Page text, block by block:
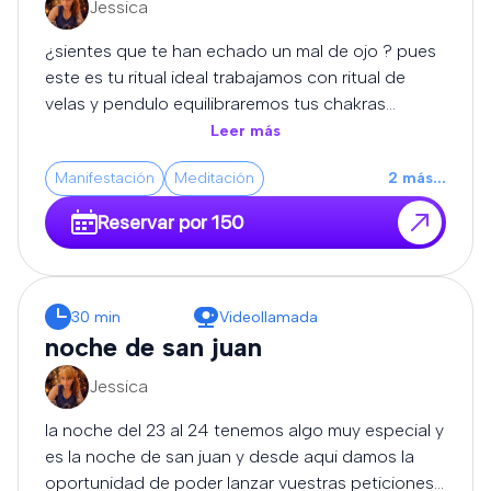
expertos se encargará de disolver los bloqueos,
cortar las malas vibraciones y devolverte la
claridad, el equilibrio y la protección que necesitas
para volver a avanzar con fuerza.
Jessica
¿sientes que te han echado un mal de ojo ? pues
este es tu ritual ideal trabajamos con ritual de
velas y pendulo equilibraremos tus chakras
limpiaremos tus energias y haremos que tus
caminos sean abiertos para que todo te empiece
a salir bien..... importante despues de este ritual
recomendamos llevar una turmalina o escoba de
bruja para proteccion
Leer más
Manifestación Meditación 2 más...
Reservar por 150
30 min Videollamada
noche de san juan
Jessica
la noche del 23 al 24 tenemos algo muy especial y
es la noche de san juan y desde aqui damos la
oportunidad de poder lanzar vuestras peticiones